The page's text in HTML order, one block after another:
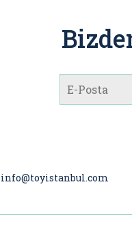
info@toyistanbul.com